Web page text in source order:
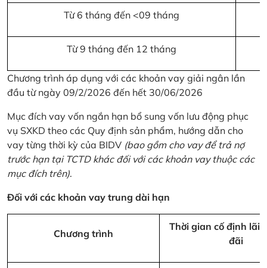
Từ 6 tháng đến <09 tháng
Từ 9 tháng đến 12 tháng
Chương trình áp dụng với các khoản vay giải ngân lần
đầu từ ngày 09/2/2026 đến hết 30/06/2026
Mục đích vay vốn ngắn hạn bổ sung vốn lưu động phục
vụ SXKD theo các Quy định sản phẩm, hướng dẫn cho
vay từng thời kỳ của BIDV (bao gồm cho vay để trả nợ
trước hạn tại TCTD khác đối với các khoản vay thuộc các
mục đích trên).
Đối với các khoản vay trung dài hạn
Chương trình
Thời gian cố định lãi
đãi